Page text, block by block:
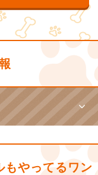
もやってるワン